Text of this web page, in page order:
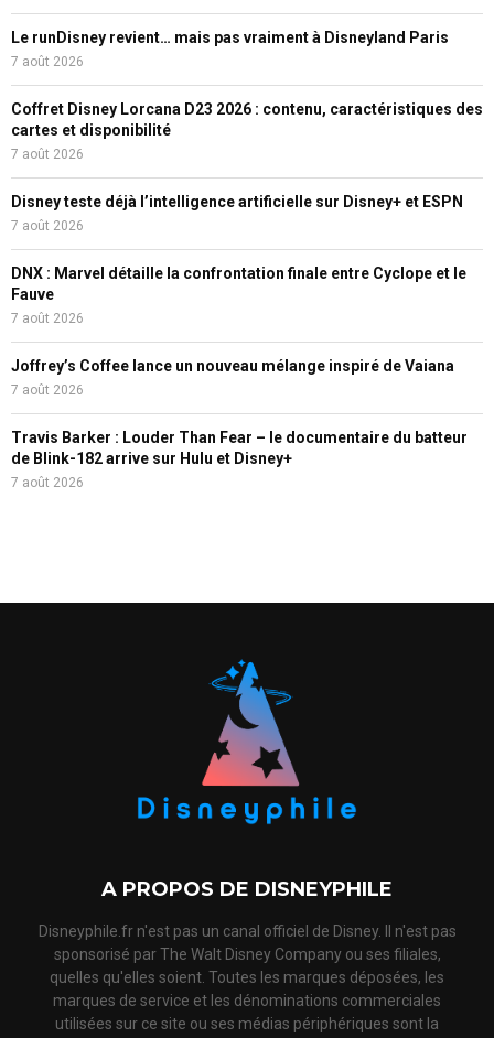
Le runDisney revient… mais pas vraiment à Disneyland Paris
7 août 2026
Coffret Disney Lorcana D23 2026 : contenu, caractéristiques des
cartes et disponibilité
7 août 2026
Disney teste déjà l’intelligence artificielle sur Disney+ et ESPN
7 août 2026
DNX : Marvel détaille la confrontation finale entre Cyclope et le
Fauve
7 août 2026
Joffrey’s Coffee lance un nouveau mélange inspiré de Vaiana
7 août 2026
Travis Barker : Louder Than Fear – le documentaire du batteur
de Blink-182 arrive sur Hulu et Disney+
7 août 2026
A PROPOS DE DISNEYPHILE
Disneyphile.fr n'est pas un canal officiel de Disney. Il n'est pas
sponsorisé par The Walt Disney Company ou ses filiales,
quelles qu'elles soient. Toutes les marques déposées, les
marques de service et les dénominations commerciales
utilisées sur ce site ou ses médias périphériques sont la